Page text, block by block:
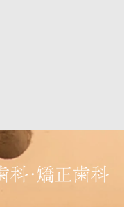
カ月程度は経過を見
難しい場合は別の対